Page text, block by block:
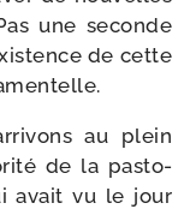
une seconde
de cette
au plein
de la pas­to­
avait vu le jour